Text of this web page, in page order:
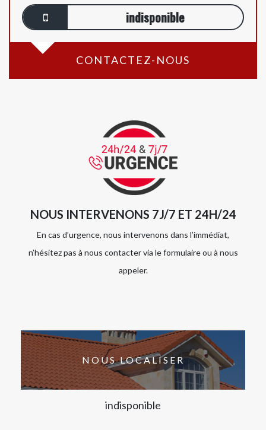
indisponible
CONTACTEZ-NOUS
NOUS INTERVENONS 7J/7 ET 24H/24
En cas d’urgence, nous intervenons dans l’immédiat,
n’hésitez pas à nous contacter via le formulaire ou à nous
appeler.
NOUS LOCALISER
indisponible